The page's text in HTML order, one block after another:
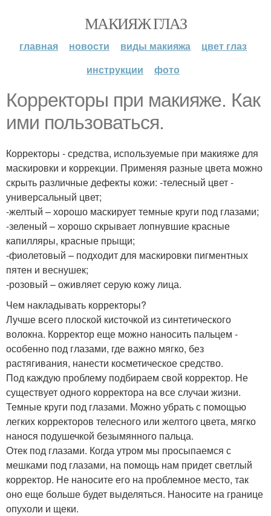
МАКИЯЖ ГЛАЗ
главная новости виды макияжа
цвет глаз
инструкции
фото
Корректоры при макияже. Как
ими пользоваться.
Корректоры - средства, используемые при макияже для
маскировки и коррекции. Применяя разные цвета можно
скрыть различные дефекты кожи: -телесный цвет -
универсальный цвет;
-желтый – хорошо маскирует темные круги под глазами;
-зеленый – хорошо скрывает лопнувшие красные
капилляры, красные прыщи;
-фиолетовый – подходит для маскировки пигментных
пятен и веснушек;
-розовый – оживляет серую кожу лица.
Чем накладывать корректоры?
Лучше всего плоской кисточкой из синтетического
волокна. Корректор еще можно наносить пальцем -
особенно под глазами, где важно мягко, без
растягивания, нанести косметическое средство.
Под каждую проблему подбираем свой корректор. Не
существует одного корректора на все случаи жизни.
Темные круги под глазами. Можно убрать с помощью
легких корректоров телесного или желтого цвета, мягко
нанося подушечкой безымянного пальца.
Отек под глазами. Когда утром мы просыпаемся с
мешками под глазами, на помощь нам придет светлый
корректор. Не наносите его на проблемное место, так
оно еще больше будет выделяться. Наносите на границе
опухоли и щеки.